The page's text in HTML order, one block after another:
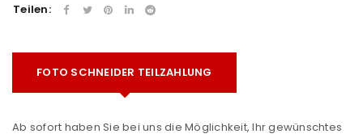
Teilen:
FOTO SCHNEIDER TEILZAHLUNG
Ab sofort haben Sie bei uns die Möglichkeit, Ihr gewünschtes